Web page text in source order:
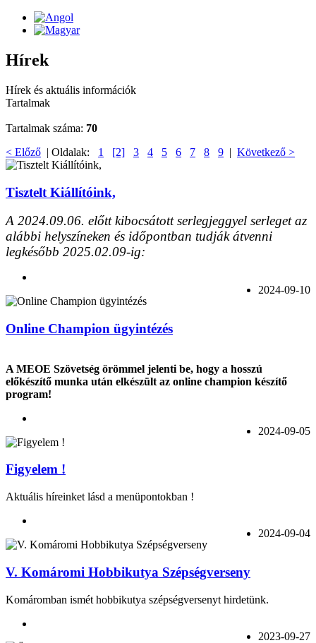
Hírek
Hírek és aktuális információk
Tartalmak
Tartalmak száma: 70
< Előző | Oldalak: 1 [2] 3 4 5 6 7 8 9 | Következő >
Tisztelt Kiállítóink,
A 2024.09.06. előtt kibocsátott serlegjeggyel serleget az
alábbi helyszíneken és időpontban tudják átvenni
legkésőbb 2025.02.09-ig:
2024-09-10
Online Champion ügyintézés
A MEOE Szövetség örömmel jelenti be, hogy a hosszú
előkészítő munka után elkészült az online champion készítő
program!
2024-09-05
Figyelem !
Aktuális híreinket lásd a menüpontokban !
2024-09-04
V. Komáromi Hobbikutya Szépségverseny
Komáromban ismét hobbikutya szépségversenyt hirdetünk.
2023-09-27